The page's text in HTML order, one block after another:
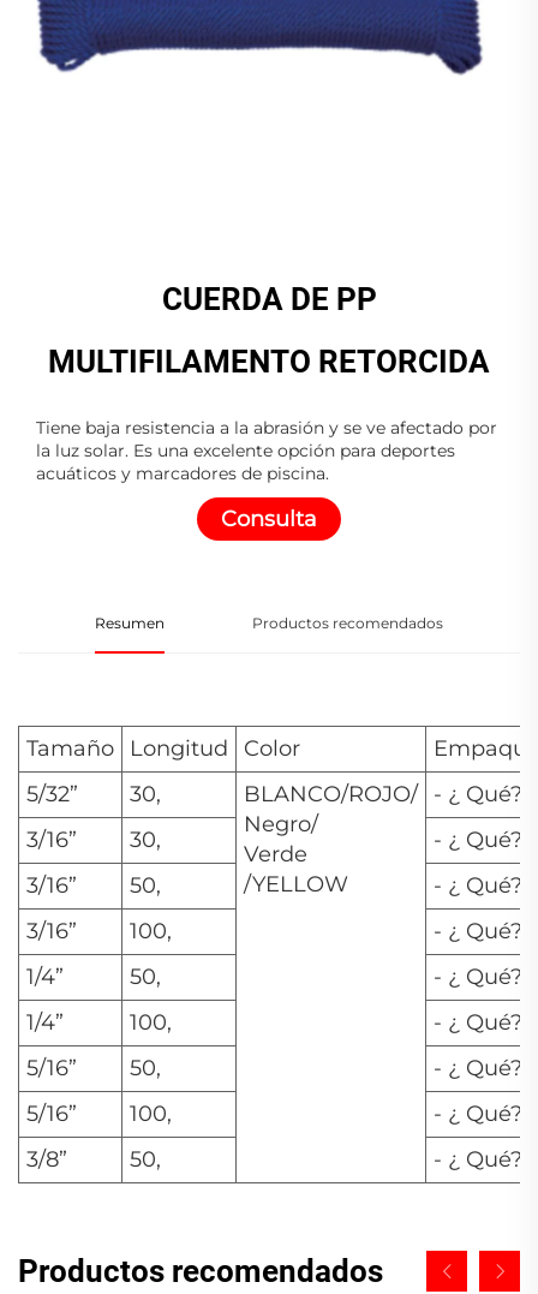
CUERDA DE PP
MULTIFILAMENTO RETORCIDA
Tiene baja resistencia a la abrasión y se ve afectado por
la luz solar. Es una excelente opción para deportes
acuáticos y marcadores de piscina.
Consulta
Resumen Productos recomendados
Tamaño Longitud Color
5/32”
30,
BLANCO/ROJO/
Negro/
Verde
/YELLOW
- ¿ Qué?
3/16”
30,
- ¿ Qué?
3/16”
50,
- ¿ Qué?
3/16”
100,
- ¿ Qué?
1/4”
50,
- ¿ Qué?
1/4”
100,
- ¿ Qué?
5/16”
50,
- ¿ Qué?
5/16”
100,
- ¿ Qué?
3/8”
50, - ¿ Qué?
Productos recomendados